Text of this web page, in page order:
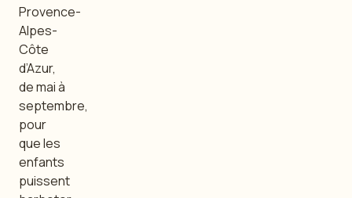
Provence-
Alpes-
Côte
d’Azur,
de mai à
septembre,
pour
que les
enfants
puissent